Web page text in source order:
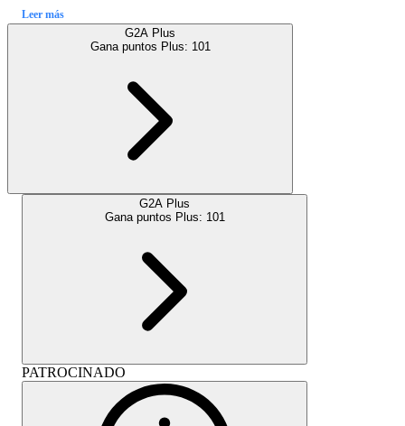
Leer más
G2A Plus
Gana puntos Plus: 101
G2A Plus
Gana puntos Plus: 101
PATROCINADO